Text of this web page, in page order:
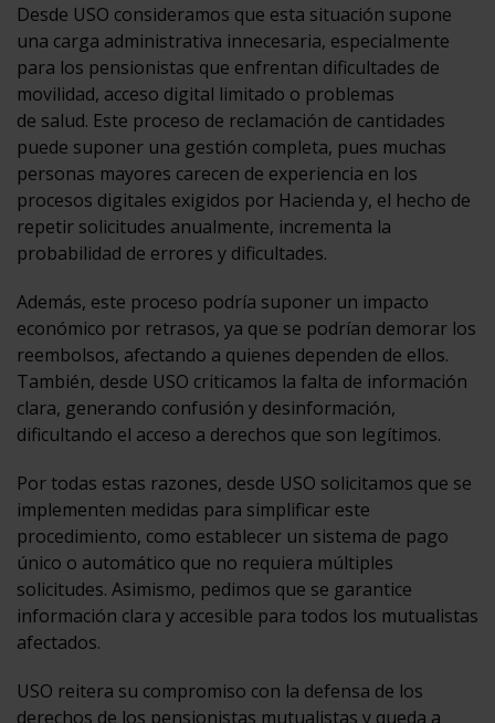
Desde USO consideramos que esta situación supone
una carga administrativa innecesaria, especialmente
para los pensionistas que enfrentan dificultades de
movilidad, acceso digital limitado o problemas
de salud. Este proceso de reclamación de cantidades
puede suponer una gestión completa, pues muchas
personas mayores carecen de experiencia en los
procesos digitales exigidos por Hacienda y, el hecho de
repetir solicitudes anualmente, incrementa la
probabilidad de errores y dificultades.
Además, este proceso podría suponer un impacto
económico por retrasos, ya que se podrían demorar los
reembolsos, afectando a quienes dependen de ellos.
También, desde USO criticamos la falta de información
clara, generando confusión y desinformación,
dificultando el acceso a derechos que son legítimos.
Por todas estas razones, desde USO solicitamos que se
implementen medidas para simplificar este
procedimiento, como establecer un sistema de pago
único o automático que no requiera múltiples
solicitudes. Asimismo, pedimos que se garantice
información clara y accesible para todos los mutualistas
afectados.
USO reitera su compromiso con la defensa de los
derechos de los pensionistas mutualistas y queda a